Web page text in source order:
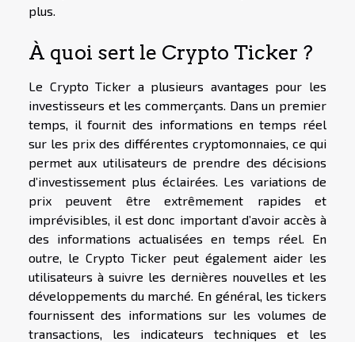
plus.
À quoi sert le Crypto Ticker ?
Le Crypto Ticker a plusieurs avantages pour les
investisseurs et les commerçants. Dans un premier
temps, il fournit des informations en temps réel
sur les prix des différentes cryptomonnaies, ce qui
permet aux utilisateurs de prendre des décisions
d’investissement plus éclairées. Les variations de
prix peuvent être extrêmement rapides et
imprévisibles, il est donc important d’avoir accès à
des informations actualisées en temps réel. En
outre, le Crypto Ticker peut également aider les
utilisateurs à suivre les dernières nouvelles et les
développements du marché. En général, les tickers
fournissent des informations sur les volumes de
transactions, les indicateurs techniques et les